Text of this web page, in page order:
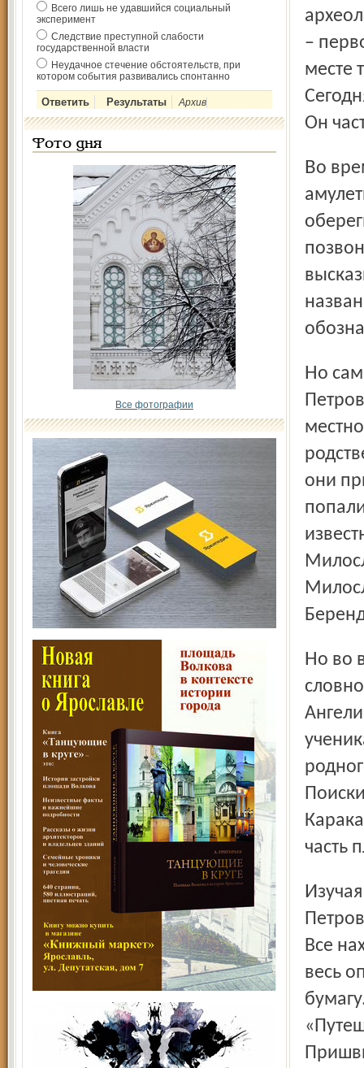
Всего лишь не удавшийся социальный
эксперимент
Следствие преступной слабости
государственной власти
Неудачное стечение обстоятельств, при
котором события развивались спонтанно
Архив
Фото дня
Все фотографии
–
месте
Он
Во время той экспедиции в одном из захоронений нашли
Но самая правдоподобная версия, по словам Ангелины
они
Но во времена Ивана Грозного кочевники вдруг исчезли,
часть
Изучая историю своей земли уже много лет, Ангелина
Все
весь